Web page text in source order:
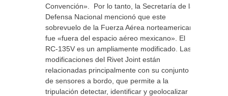
Convención». Por lo tanto, la Secretaría de la
Defensa Nacional mencionó que este
sobrevuelo de la Fuerza Aérea norteamericana
fue «fuera del espacio aéreo mexicano». El
RC-135V es un ampliamente modificado. Las
modificaciones del Rivet Joint están
relacionadas principalmente con su conjunto
de sensores a bordo, que permite a la
tripulación detectar, identificar y geolocalizar